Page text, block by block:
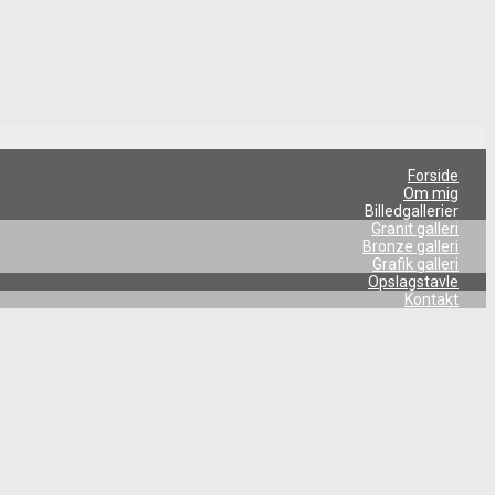
Forside
Om mig
Billedgallerier
Granit galleri
Bronze galleri
Grafik galleri
Opslagstavle
Kontakt